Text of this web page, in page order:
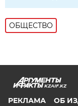
ОБЩЕСТВО
KZAIF.KZ
РЕКЛАМА
ОБ